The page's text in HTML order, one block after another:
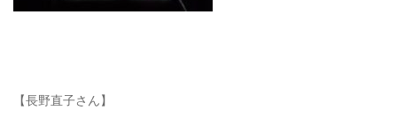
【長野直子さん】